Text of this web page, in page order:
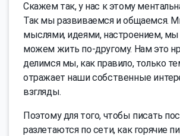
Скажем так, у нас к этому
Так мы развиваемся и общаемся.
мыслями, идеями, настроением, мы
можем жить по-другому. Нам это
делимся мы, как правило, только
отражает наши собственные
взгляды.
Поэтому для того, чтобы писать
разлетаются по сети, как горячие